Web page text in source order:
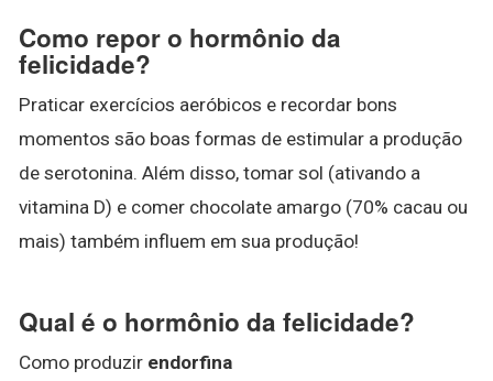
Como repor o hormônio da
felicidade?
Praticar exercícios aeróbicos e recordar bons
momentos são boas formas de estimular a produção
de serotonina. Além disso, tomar sol (ativando a
vitamina D) e comer chocolate amargo (70% cacau ou
mais) também influem em sua produção!
Qual é o hormônio da felicidade?
Como produzir endorfina